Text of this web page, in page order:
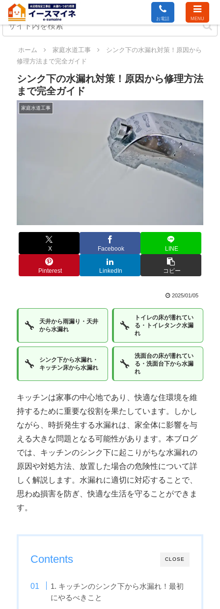
ホーム 家庭水道工事
シンク下の水漏れ対策！原因から
修理方法まで完全ガイド
シンク下の水漏れ対策！原因から修理方法
まで完全ガイド
家庭水道工事
X Facebook LINE
Pinterest LinkedIn コピー
2025/01/05
🔧
天井から雨漏り・天井
から水漏れ
🔧
トイレの床が濡れてい
る・トイレタンク水漏
れ
🔧
シンク下から水漏れ・
キッチン床から水漏れ
🔧
洗面台の床が濡れてい
る・洗面台下から水漏
れ
キッチンは家事の中心地であり、快適な住環境を維
持するために重要な役割を果たしています。しかし
ながら、時折発生する水漏れは、家全体に影響を与
える大きな問題となる可能性があります。本ブログ
では、キッチンのシンク下に起こりがちな水漏れの
原因や対処方法、放置した場合の危険性について詳
しく解説します。水漏れに適切に対応することで、
思わぬ損害を防ぎ、快適な生活を守ることができま
す。
CLOSE
Contents
1. キッチンのシンク下から水漏れ！最初
にやるべきこと
お電話 MENU